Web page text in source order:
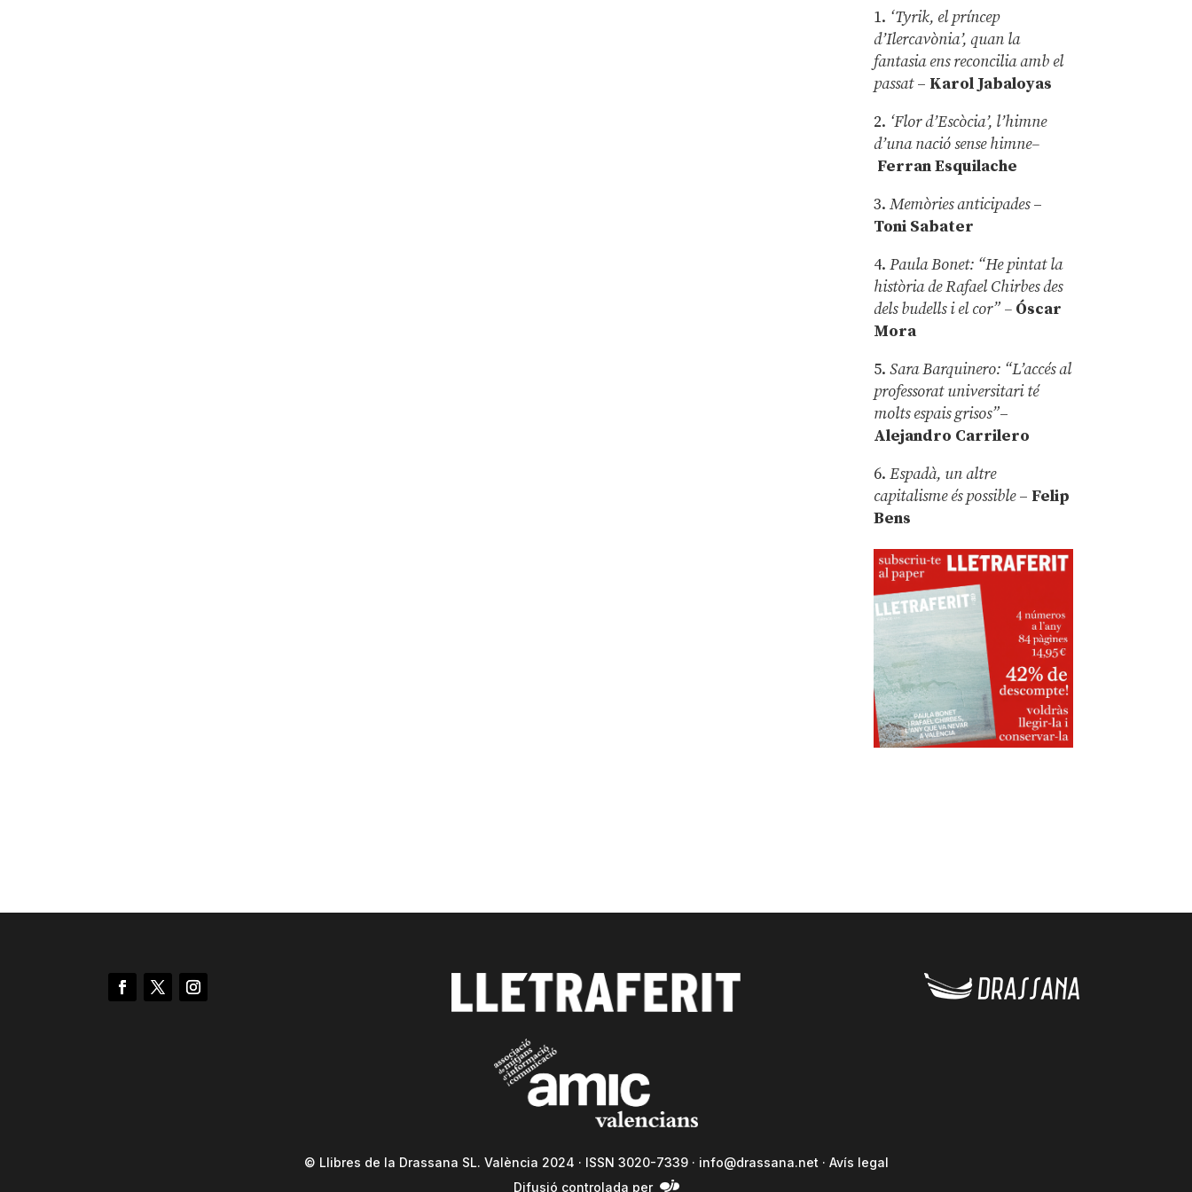
1. ‘Tyrik, el príncep
d’Ilercavònia’, quan la
fantasia ens reconcilia amb el
passat– Karol Jabaloyas
2. ‘Flor d’Escòcia’, l’himne
d’una nació sense himne–
Ferran Esquilache
3.Memòries anticipades–
Toni Sabater
4.Paula Bonet: “He pintat la
història de Rafael Chirbes des
dels budells i el cor” – Óscar
Mora
5.Sara Barquinero: “L’accés al
professorat universitari té
molts espais grisos”–
Alejandro Carrilero
6.Espadà, un altre
capitalisme és possible – Felip
Bens
© Llibres de la Drassana SL. València 2024 · ISSN 3020-7339 · info@drassana.net · Avís legal
Difusió controlada per